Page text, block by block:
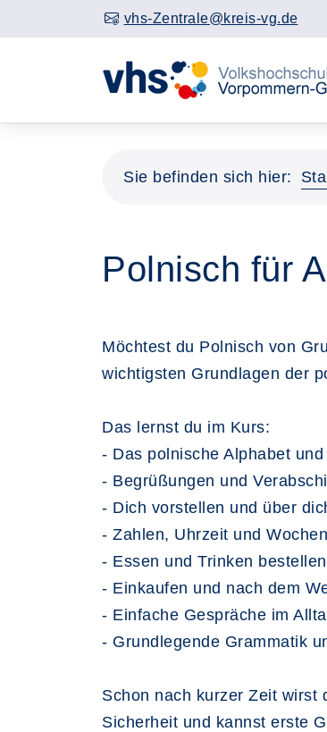
vhs-Zentrale@kreis-vg.de
Sie befinden sich hier:
Polnisch für
Möchtest du Polnisch von
wichtigsten Grundlagen der
Das lernst du im Kurs:
- Das polnische Alphabet
- Begrüßungen und
- Dich vorstellen und über
- Zahlen, Uhrzeit und
- Essen und Trinken bestellen
- Einkaufen und nach dem
- Einfache Gespräche im
- Grundlegende Grammatik
Schon nach kurzer Zeit wirst
Sicherheit und kannst erste